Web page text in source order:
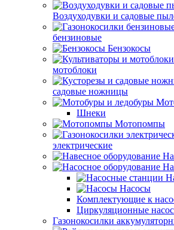
Воздуходувки и садовые
бензиновые
Бензокосы
мотоблоки
садовые ножницы
Шнеки
Мотопомпы
электрические
Насосы
Комплектующие к
Циркуляционные
Газонокосилки